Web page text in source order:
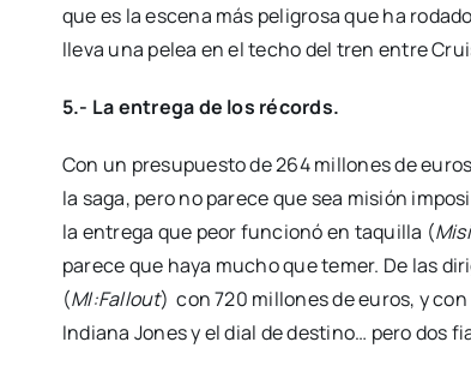
que es la esce­na más peli­gro­sa que ha
lle­va una pelea en el techo del tren entre
5.- La entre­ga de los récords.
Con un pre­su­pues­to de 264 millo­nes de
la saga, pero no pare­ce que sea misión
la entre­ga que peor fun­cio­nó en taqui­lla (
pare­ce que haya mucho que temer. De las
(MI:Fallout) con 720 millo­nes de euros, y con
India­na Jones y el dial de des­tino… pero dos